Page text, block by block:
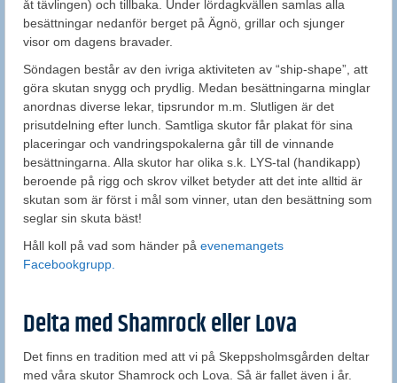
åt tävlingen) och tillbaka. Under lördagkvällen samlas alla
besättningar nedanför berget på Ägnö, grillar och sjunger
visor om dagens bravader.
Söndagen består av den ivriga aktiviteten av “ship-shape”, att
göra skutan snygg och prydlig. Medan besättningarna minglar
anordnas diverse lekar, tipsrundor m.m. Slutligen är det
prisutdelning efter lunch. Samtliga skutor får plakat för sina
placeringar och vandringspokalerna går till de vinnande
besättningarna. Alla skutor har olika s.k. LYS-tal (handikapp)
beroende på rigg och skrov vilket betyder att det inte alltid är
skutan som är först i mål som vinner, utan den besättning som
seglar sin skuta bäst!
Håll koll på vad som händer på evenemangets
Facebookgrupp.
Delta med Shamrock eller Lova
Det finns en tradition med att vi på Skeppsholmsgården deltar
med våra skutor Shamrock och Lova. Så är fallet även i år.